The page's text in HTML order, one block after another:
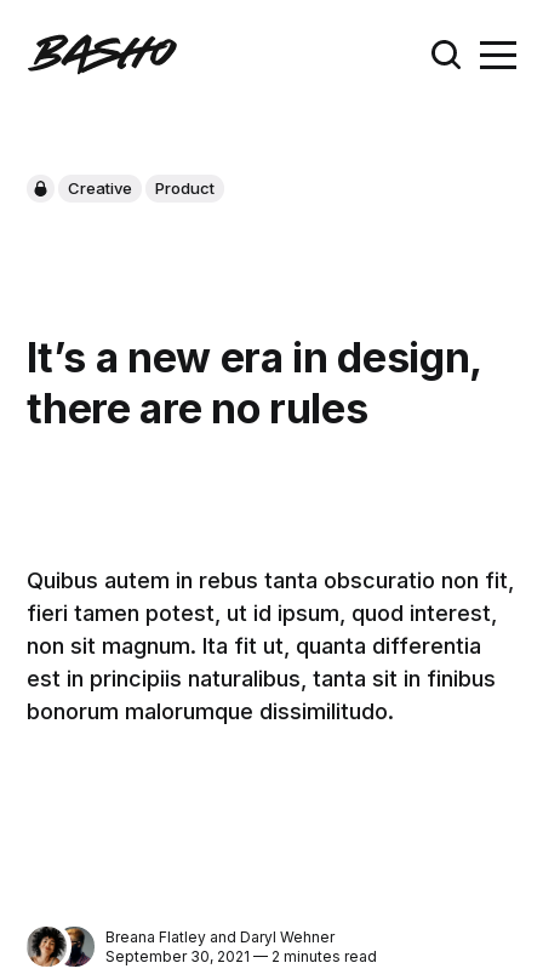
Creative Product
It’s a new era in design,
there are no rules
Quibus autem in rebus tanta obscuratio non fit,
fieri tamen potest, ut id ipsum, quod interest,
non sit magnum. Ita fit ut, quanta differentia
est in principiis naturalibus, tanta sit in finibus
bonorum malorumque dissimilitudo.
Breana Flatley andDaryl Wehner
September 30, 2021 — 2 minutes read